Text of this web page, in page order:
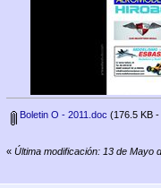
Boletin O - 2011.doc (176.5 KB
« Última modificación: 13 de Mayo